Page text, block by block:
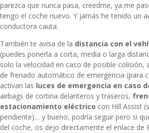
parezca que nunca pasa, creedme, ya me
tengo el coche nuevo. Y jamás he tenido un
conductora cauta.
También te avisa de la distancia con el
(puedes ponerla a corta, media o larga
solo la velocidad en caso de posible colisión,
de frenado automático de emergencia (para
activan las luces de emergencia en caso
airbags de cortina delanteros y traseros,
estacionamiento eléctrico con Hill Assist
pendiente)… y bueno, podría seguir pero si
del coche, os dejo directamente el enlace de